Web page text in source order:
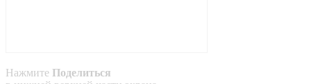
Нажмите Поделиться